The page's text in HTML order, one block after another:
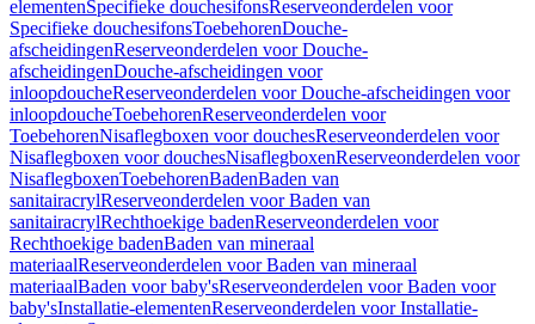
elementenSpecifieke douchesifonsReserveonderdelen voor
Specifieke douchesifonsToebehorenDouche-
afscheidingenReserveonderdelen voor Douche-
afscheidingenDouche-afscheidingen voor
inloopdoucheReserveonderdelen voor Douche-afscheidingen voor
inloopdoucheToebehorenReserveonderdelen voor
ToebehorenNisaflegboxen voor douchesReserveonderdelen voor
Nisaflegboxen voor douchesNisaflegboxenReserveonderdelen voor
NisaflegboxenToebehorenBadenBaden van
sanitairacrylReserveonderdelen voor Baden van
sanitairacrylRechthoekige badenReserveonderdelen voor
Rechthoekige badenBaden van mineraal
materiaalReserveonderdelen voor Baden van mineraal
materiaalBaden voor baby'sReserveonderdelen voor Baden voor
baby'sInstallatie-elementenReserveonderdelen voor Installatie-